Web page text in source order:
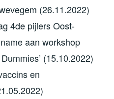
(26.11.2022)
4de pijlers Oost-
aan workshop
(15.10.2022)
en